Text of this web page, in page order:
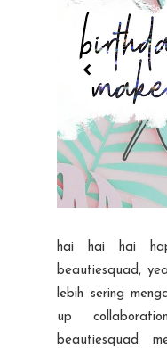
hai hai hai
beautiesquad,
lebih sering
up
beautiesquad